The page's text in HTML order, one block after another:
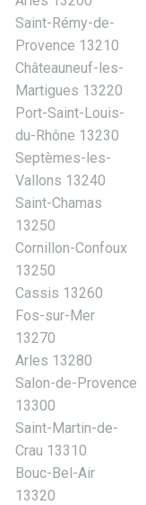
Saint-Rémy-de-
Provence 13210
Châteauneuf-les-
Martigues 13220
Port-Saint-Louis-
du-Rhône 13230
Septèmes-les-
Vallons 13240
Saint-Chamas
13250
Cornillon-Confoux
13250
Cassis 13260
Fos-sur-Mer
13270
Arles 13280
Salon-de-Provence
13300
Saint-Martin-de-
Crau 13310
Bouc-Bel-Air
13320